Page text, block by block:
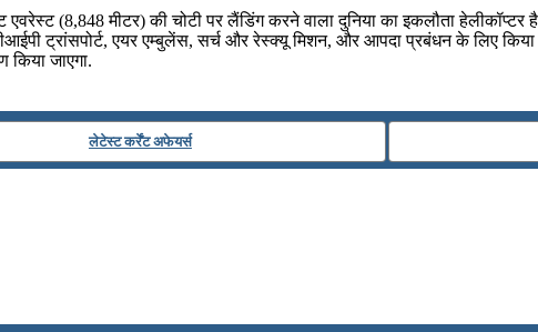
(8,848 मीटर) की चोटी पर लैंडिंग करने वाला दुनिया का इकलौता हेलीकॉप्टर
ट्रांसपोर्ट, एयर एम्बुलेंस, सर्च और रेस्क्यू मिशन, और आपदा प्रबंधन के लिए किया
किया जाएगा.
लेटेस्ट कर्रेंट अफेयर्स